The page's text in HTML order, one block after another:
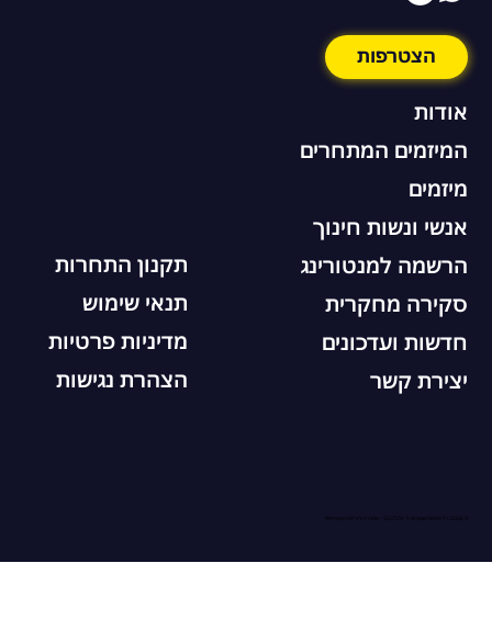
אודות
המיזמים המתחרים
מיזמים
אנשי ונשות חינוך
הרשמה למנטורינג
סקירה מחקרית
חדשות ועדכונים
יצירת קשר
תקנון התחרות
תנאי שימוש
מדיניות פרטיות
הצהרת נגישות
הצטרפות